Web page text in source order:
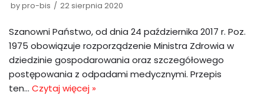
bypro-bis 22 sierpnia 2020
Szanowni Państwo, od dnia 24 października 2017 r. Poz.
1975 obowiązuje rozporządzenie Ministra Zdrowia w
dziedzinie gospodarowania oraz szczegółowego
postępowania z odpadami medycznymi. Przepis
ten… Czytaj więcej »